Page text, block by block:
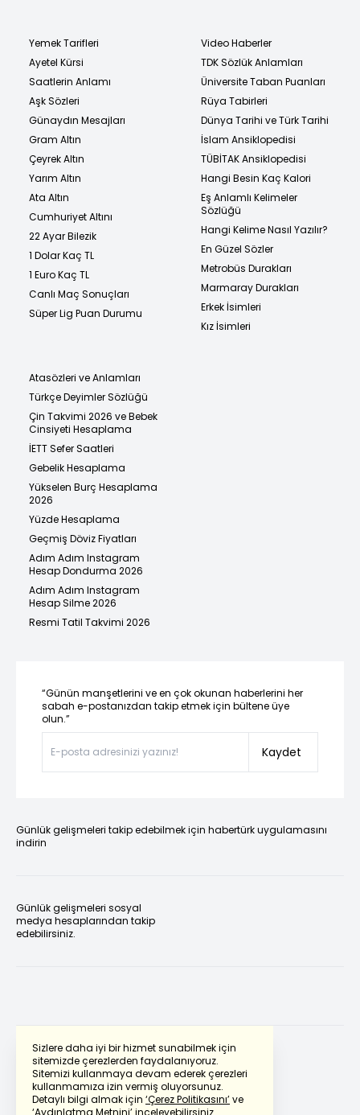
Sizlere daha iyi bir hizmet sunabilmek için
sitemizde çerezlerden faydalanıyoruz.
Sitemizi kullanmaya devam ederek çerezleri
kullanmamıza izin vermiş oluyorsunuz.
Detaylı bilgi almak için ‘Çerez Politikasını’ve
‘Aydınlatma Metnini’inceleyebilirsiniz.
Yemek Tarifleri
Ayetel Kürsi
Saatlerin Anlamı
Aşk Sözleri
Günaydın Mesajları
Gram Altın
Çeyrek Altın
Yarım Altın
Ata Altın
Cumhuriyet Altını
22 Ayar Bilezik
1 Dolar Kaç TL
1 Euro Kaç TL
Canlı Maç Sonuçları
Süper Lig Puan Durumu
Video Haberler
TDK Sözlük Anlamları
Üniversite Taban Puanları
Rüya Tabirleri
Dünya Tarihi ve Türk Tarihi
İslam Ansiklopedisi
TÜBİTAK Ansiklopedisi
Hangi Besin Kaç Kalori
Eş Anlamlı Kelimeler
Sözlüğü
Hangi Kelime Nasıl Yazılır?
En Güzel Sözler
Metrobüs Durakları
Marmaray Durakları
Erkek İsimleri
Kız İsimleri
Atasözleri ve Anlamları
Türkçe Deyimler Sözlüğü
Çin Takvimi 2026 ve Bebek
Cinsiyeti Hesaplama
İETT Sefer Saatleri
Gebelik Hesaplama
Yükselen Burç Hesaplama
2026
Yüzde Hesaplama
Geçmiş Döviz Fiyatları
Adım Adım Instagram
Hesap Dondurma 2026
Adım Adım Instagram
Hesap Silme 2026
Resmi Tatil Takvimi 2026
“Günün manşetlerini ve en çok okunan haberlerini her
sabah e-postanızdan takip etmek için bültene üye
olun.”
Kaydet
Günlük gelişmeleri takip edebilmek için habertürk uygulamasını
indirin
Günlük gelişmeleri sosyal
medya hesaplarından takip
edebilirsiniz.
Powered by Translate